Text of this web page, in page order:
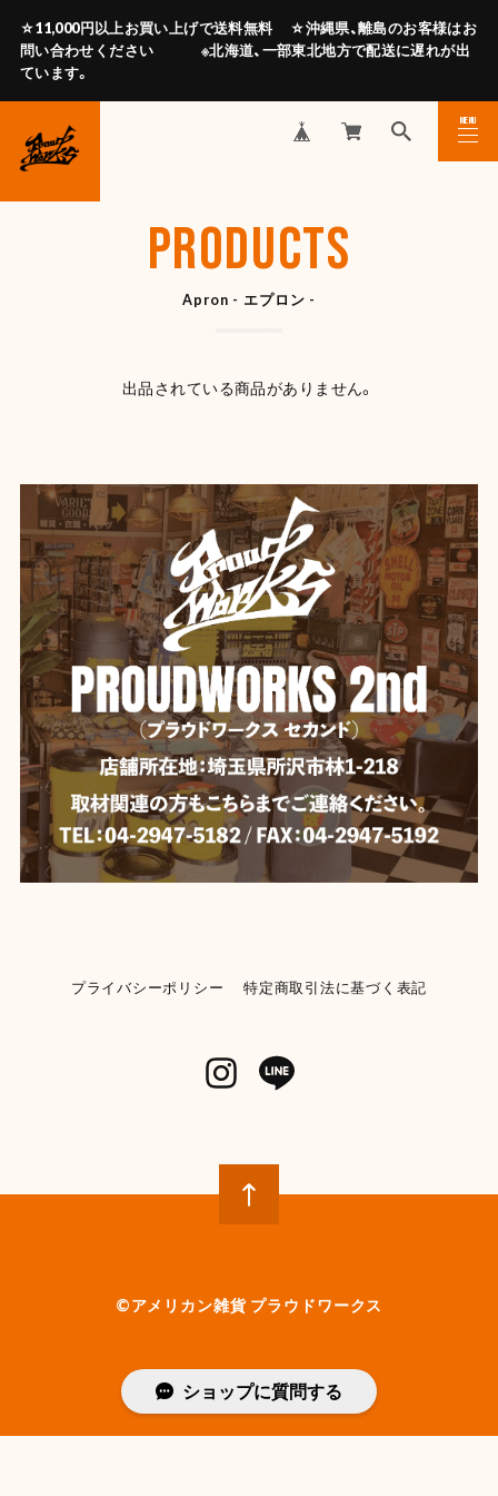
☆11,000円以上お買い上げで送料無料 ☆沖縄県、離島のお客様はお
問い合わせください ※北海道、一部東北地方で配送に遅れが出
ています。
MENU
CLOSE
PRODUCTS
Apron - エプロン -
出品されている商品がありません。
プライバシーポリシー 特定商取引法に基づく表記
©︎アメリカン雑貨 プラウドワークス
ショップに質問する